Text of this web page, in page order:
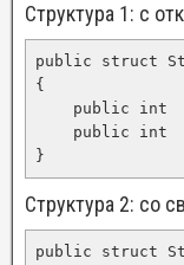
Структура 1: с
public struct
{
public int
public int
}
Структура 2: со
public struct